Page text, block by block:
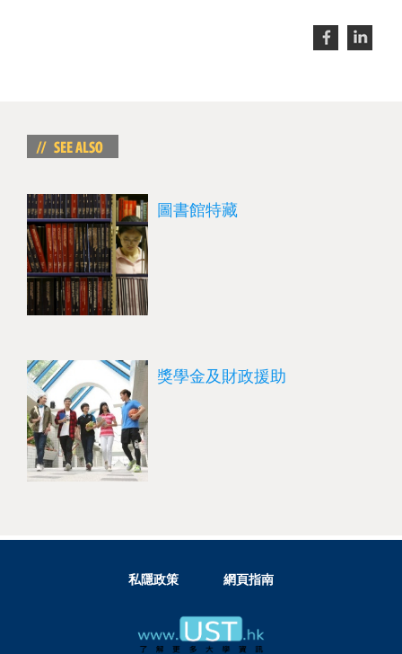
圖書館特藏
獎學金及財政援助
私隱政策 網頁指南